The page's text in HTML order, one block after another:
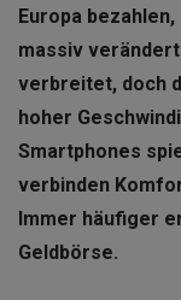
Europa
massiv
verbreitet, doch
hoher
Smartphones
verbinden
Immer häufiger
Geldbörse.